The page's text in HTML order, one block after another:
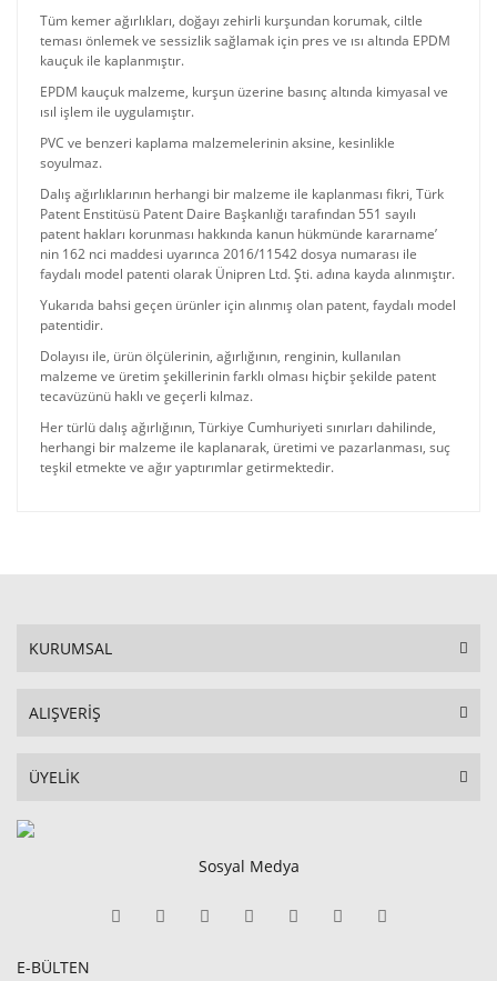
Tüm kemer ağırlıkları, doğayı zehirli kurşundan korumak, ciltle
teması önlemek ve sessizlik sağlamak için pres ve ısı altında EPDM
kauçuk ile kaplanmıştır.
EPDM kauçuk malzeme, kurşun üzerine basınç altında kimyasal ve
ısıl işlem ile uygulamıştır.
PVC ve benzeri kaplama malzemelerinin aksine, kesinlikle
soyulmaz.
Dalış ağırlıklarının herhangi bir malzeme ile kaplanması fikri, Türk
Patent Enstitüsü Patent Daire Başkanlığı tarafından 551 sayılı
patent hakları korunması hakkında kanun hükmünde kararname’
nin 162 nci maddesi uyarınca 2016/11542 dosya numarası ile
faydalı model patenti olarak Ünipren Ltd. Şti. adına kayda alınmıştır.
Yukarıda bahsi geçen ürünler için alınmış olan patent, faydalı model
patentidir.
Dolayısı ile, ürün ölçülerinin, ağırlığının, renginin, kullanılan
malzeme ve üretim şekillerinin farklı olması hiçbir şekilde patent
tecavüzünü haklı ve geçerli kılmaz.
Her türlü dalış ağırlığının, Türkiye Cumhuriyeti sınırları dahilinde,
herhangi bir malzeme ile kaplanarak, üretimi ve pazarlanması, suç
teşkil etmekte ve ağır yaptırımlar getirmektedir.
KURUMSAL
ALIŞVERİŞ
ÜYELİK
Sosyal Medya
E-BÜLTEN